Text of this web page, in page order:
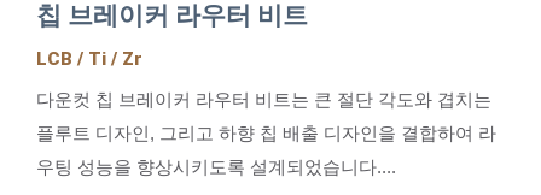
칩 브레이커 라우터 비트
LCB / Ti / Zr
다운컷 칩 브레이커 라우터 비트는 큰 절단 각도와 겹치는
플루트 디자인, 그리고 하향 칩 배출 디자인을 결합하여 라
우팅 성능을 향상시키도록 설계되었습니다....